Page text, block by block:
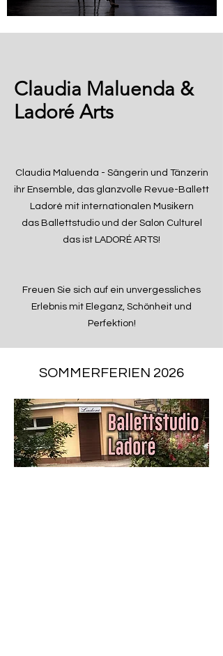
Claudia Maluenda &
Ladoré Arts
Claudia Maluenda - Sängerin und Tänzerin
ihr Ensemble, das glanzvolle Revue-Ballett
Ladoré mit internationalen Musikern
das Ballettstudio und der Salon Culturel
das ist LADORÉ ARTS!
Freuen Sie sich auf ein unvergessliches
Erlebnis mit Eleganz, Schönheit und
Perfektion!
SOMMERFERIEN 2026